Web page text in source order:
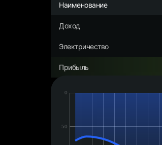
Наименование
Доход
Электричество
Прибыль
Дата: